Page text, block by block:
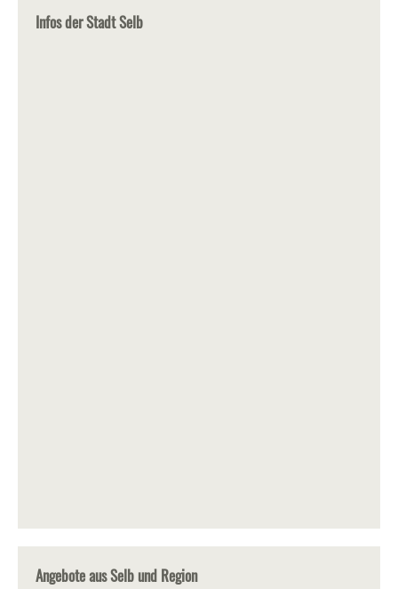
Infos der Stadt Selb
Angebote aus Selb und Region